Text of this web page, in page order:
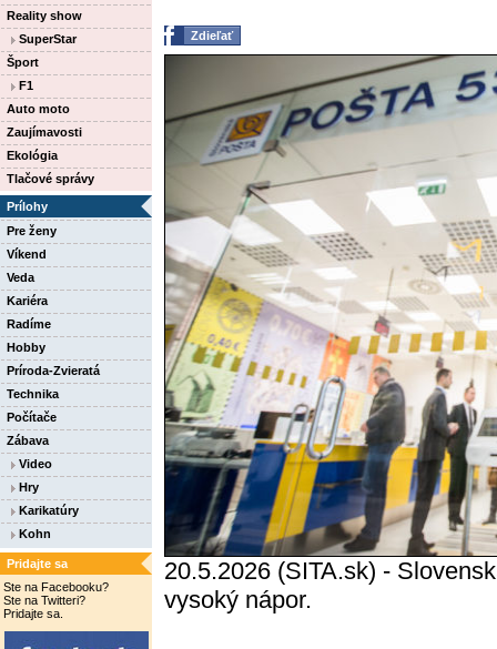
Reality show
SuperStar
Šport
F1
Auto moto
Zaujímavosti
Ekológia
Tlačové správy
Prílohy
Pre ženy
Víkend
Veda
Kariéra
Radíme
Hobby
Príroda-Zvieratá
Technika
Počítače
Zábava
Video
Hry
Karikatúry
Kohn
Pridajte sa
Ste na Facebooku?
Ste na Twitteri?
Pridajte sa.
Zdieľať
20.5.2026 (SITA.sk) -
vysoký nápor.